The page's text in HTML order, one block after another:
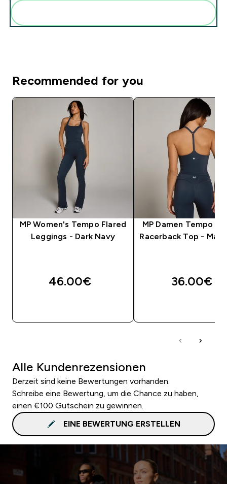
Recommended for you
MP Women's Tempo Flared
Leggings - Dark Navy
46.00€‎
MP Damen Tempo
Racerback Top -
36.00€‎
Alle Kundenrezensionen
Derzeit sind keine Bewertungen vorhanden.
Schreibe eine Bewertung, um die Chance zu haben,
einen €100 Gutschein zu gewinnen.
EINE BEWERTUNG ERSTELLEN